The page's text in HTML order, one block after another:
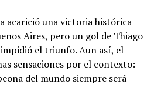
contra Uruguay y
un empate), podría asegurar su
cita orbital.
las dos únicas selecciones de
clasificarse al mundial en esta
acarició una victoria histórica
Aires, pero un gol de Thiago
el triunfo. Aun así, el
sensaciones por el contexto:
del mundo siempre será